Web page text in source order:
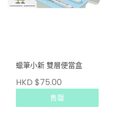
蠟筆小新 雙層便當盒
HKD $75.00
售罄